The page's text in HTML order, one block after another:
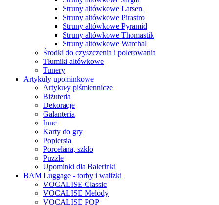
Struny altówkowe Larsen
Struny altówkowe Pirastro
Struny altówkowe Pyramid
Struny altówkowe Thomastik
Struny altówkowe Warchal
Środki do czyszczenia i polerowania
Tłumiki altówkowe
Tunery
Artykuły upominkowe
Artykuły piśmiennicze
Biżuteria
Dekoracje
Galanteria
Inne
Karty do gry
Popiersia
Porcelana, szkło
Puzzle
Upominki dla Balerinki
BAM Luggage - torby i walizki
VOCALISE Classic
VOCALISE Melody
VOCALISE POP